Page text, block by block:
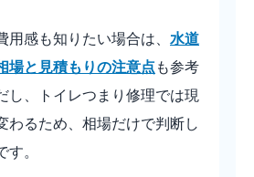
用感も知りたい場合は、 水道
場と見積もりの注意点 も参考
し、トイレつまり修理では現
わるため、相場だけで判断し
す。